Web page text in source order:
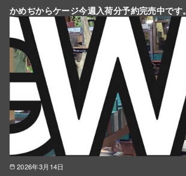
かめぢからケージ今週入荷分予約完売中です。
2026年3月14日